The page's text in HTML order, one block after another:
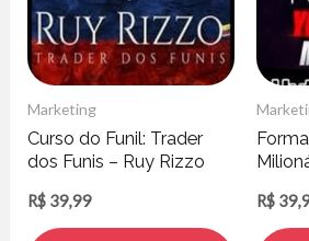
Marketing
Curso do Funil: Trader
dos Funis – Ruy Rizzo
R$ 39,99 R$